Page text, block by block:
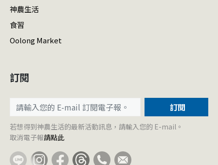
神農生活
食習
Oolong Market
訂閱
訂閱
若想得到神農生活的最新活動訊息，請輸入您的 E-mail。
取消電子報請點此